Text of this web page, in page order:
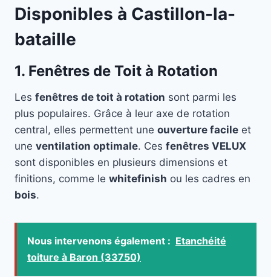
Disponibles à Castillon-la-
bataille
1. Fenêtres de Toit à Rotation
Les fenêtres de toit à rotation sont parmi les
plus populaires. Grâce à leur axe de rotation
central, elles permettent une ouverture facile et
une ventilation optimale. Ces fenêtres VELUX
sont disponibles en plusieurs dimensions et
finitions, comme le whitefinish ou les cadres en
bois.
Nous intervenons également : Etanchéité
toiture à Baron (33750)